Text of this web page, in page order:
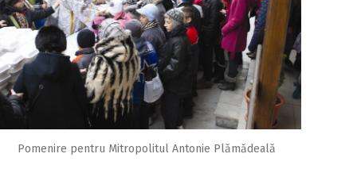
Pomenire pentru Mitropolitul Antonie Plămădeală